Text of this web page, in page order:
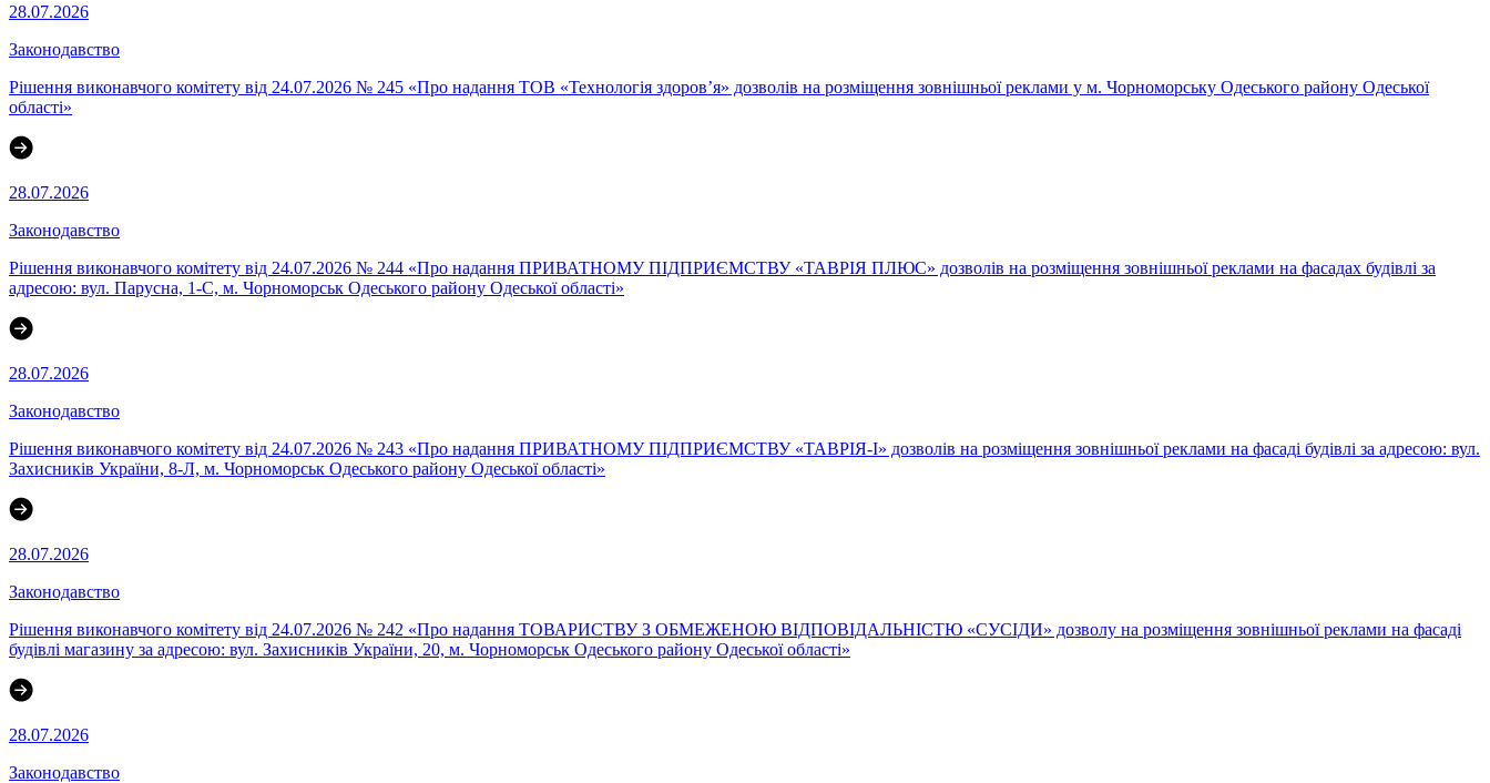
28.07.2026
Законодавство
Рішення виконавчого комітету від 24.07.2026 № 245 «Про надання ТОВ «Технологія здоров’я» дозволів на розміщення зовнішньої реклами у м. Чорноморську Одеського району Одеської
області»
28.07.2026
Законодавство
Рішення виконавчого комітету від 24.07.2026 № 244 «Про надання ПРИВАТНОМУ ПІДПРИЄМСТВУ «ТАВРІЯ ПЛЮС» дозволів на розміщення зовнішньої реклами на фасадах будівлі за
адресою: вул. Парусна, 1-С, м. Чорноморськ Одеського району Одеської області»
28.07.2026
Законодавство
Рішення виконавчого комітету від 24.07.2026 № 243 «Про надання ПРИВАТНОМУ ПІДПРИЄМСТВУ «ТАВРІЯ-І» дозволів на розміщення зовнішньої реклами на фасаді будівлі за адресою: вул.
Захисників України, 8-Л, м. Чорноморськ Одеського району Одеської області»
28.07.2026
Законодавство
Рішення виконавчого комітету від 24.07.2026 № 242 «Про надання ТОВАРИСТВУ З ОБМЕЖЕНОЮ ВІДПОВІДАЛЬНІСТЮ «СУСІДИ» дозволу на розміщення зовнішньої реклами на фасаді
будівлі магазину за адресою: вул. Захисників України, 20, м. Чорноморськ Одеського району Одеської області»
28.07.2026
Законодавство